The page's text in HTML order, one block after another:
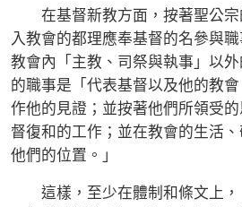
在基督新教方面，按著聖公宗
入教會的都理應奉基督的名參與
教會內「主教、司祭與執事」以
的職事是「代表基督以及他的教
作他的見證；並按著他們所領受
督復和的工作；並在教會的生活
他們的位置。」
這樣，至少在體制和條文上，